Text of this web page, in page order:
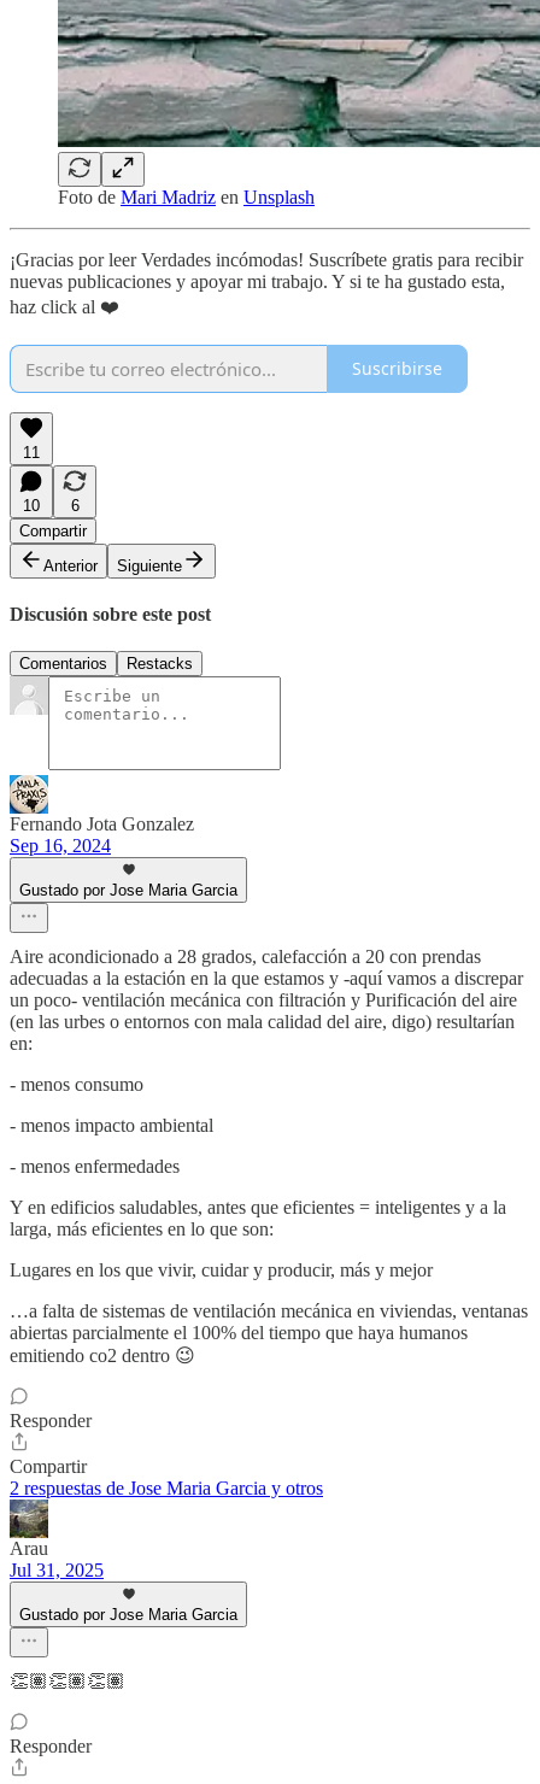
Foto de Mari Madriz en Unsplash
¡Gracias por leer Verdades incómodas! Suscríbete gratis para recibir
nuevas publicaciones y apoyar mi trabajo. Y si te ha gustado esta,
haz click al ❤️
Suscribirse
11
10
6
Compartir
Anterior
Siguiente
Discusión sobre este post
Comentarios Restacks
Fernando Jota Gonzalez
Sep 16, 2024
Gustado por Jose Maria Garcia
Aire acondicionado a 28 grados, calefacción a 20 con prendas
adecuadas a la estación en la que estamos y -aquí vamos a discrepar
un poco- ventilación mecánica con filtración y Purificación del aire
(en las urbes o entornos con mala calidad del aire, digo) resultarían
en:
- menos consumo
- menos impacto ambiental
- menos enfermedades
Y en edificios saludables, antes que eficientes = inteligentes y a la
larga, más eficientes en lo que son:
Lugares en los que vivir, cuidar y producir, más y mejor
…a falta de sistemas de ventilación mecánica en viviendas, ventanas
abiertas parcialmente el 100% del tiempo que haya humanos
emitiendo co2 dentro 😉
Responder
Compartir
2 respuestas de Jose Maria Garcia y otros
Arau
Jul 31, 2025
Gustado por Jose Maria Garcia
👏🏽👏🏽👏🏽
Responder